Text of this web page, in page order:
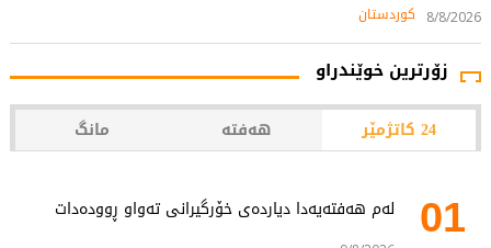
8/8/2026 کوردستان
زۆرترین خوێندراو
24 کاتژمێر هەفتە مانگ
01 لەم هەفتەیەدا دیاردەی خۆرگیرانی تەواو ڕوودەدات